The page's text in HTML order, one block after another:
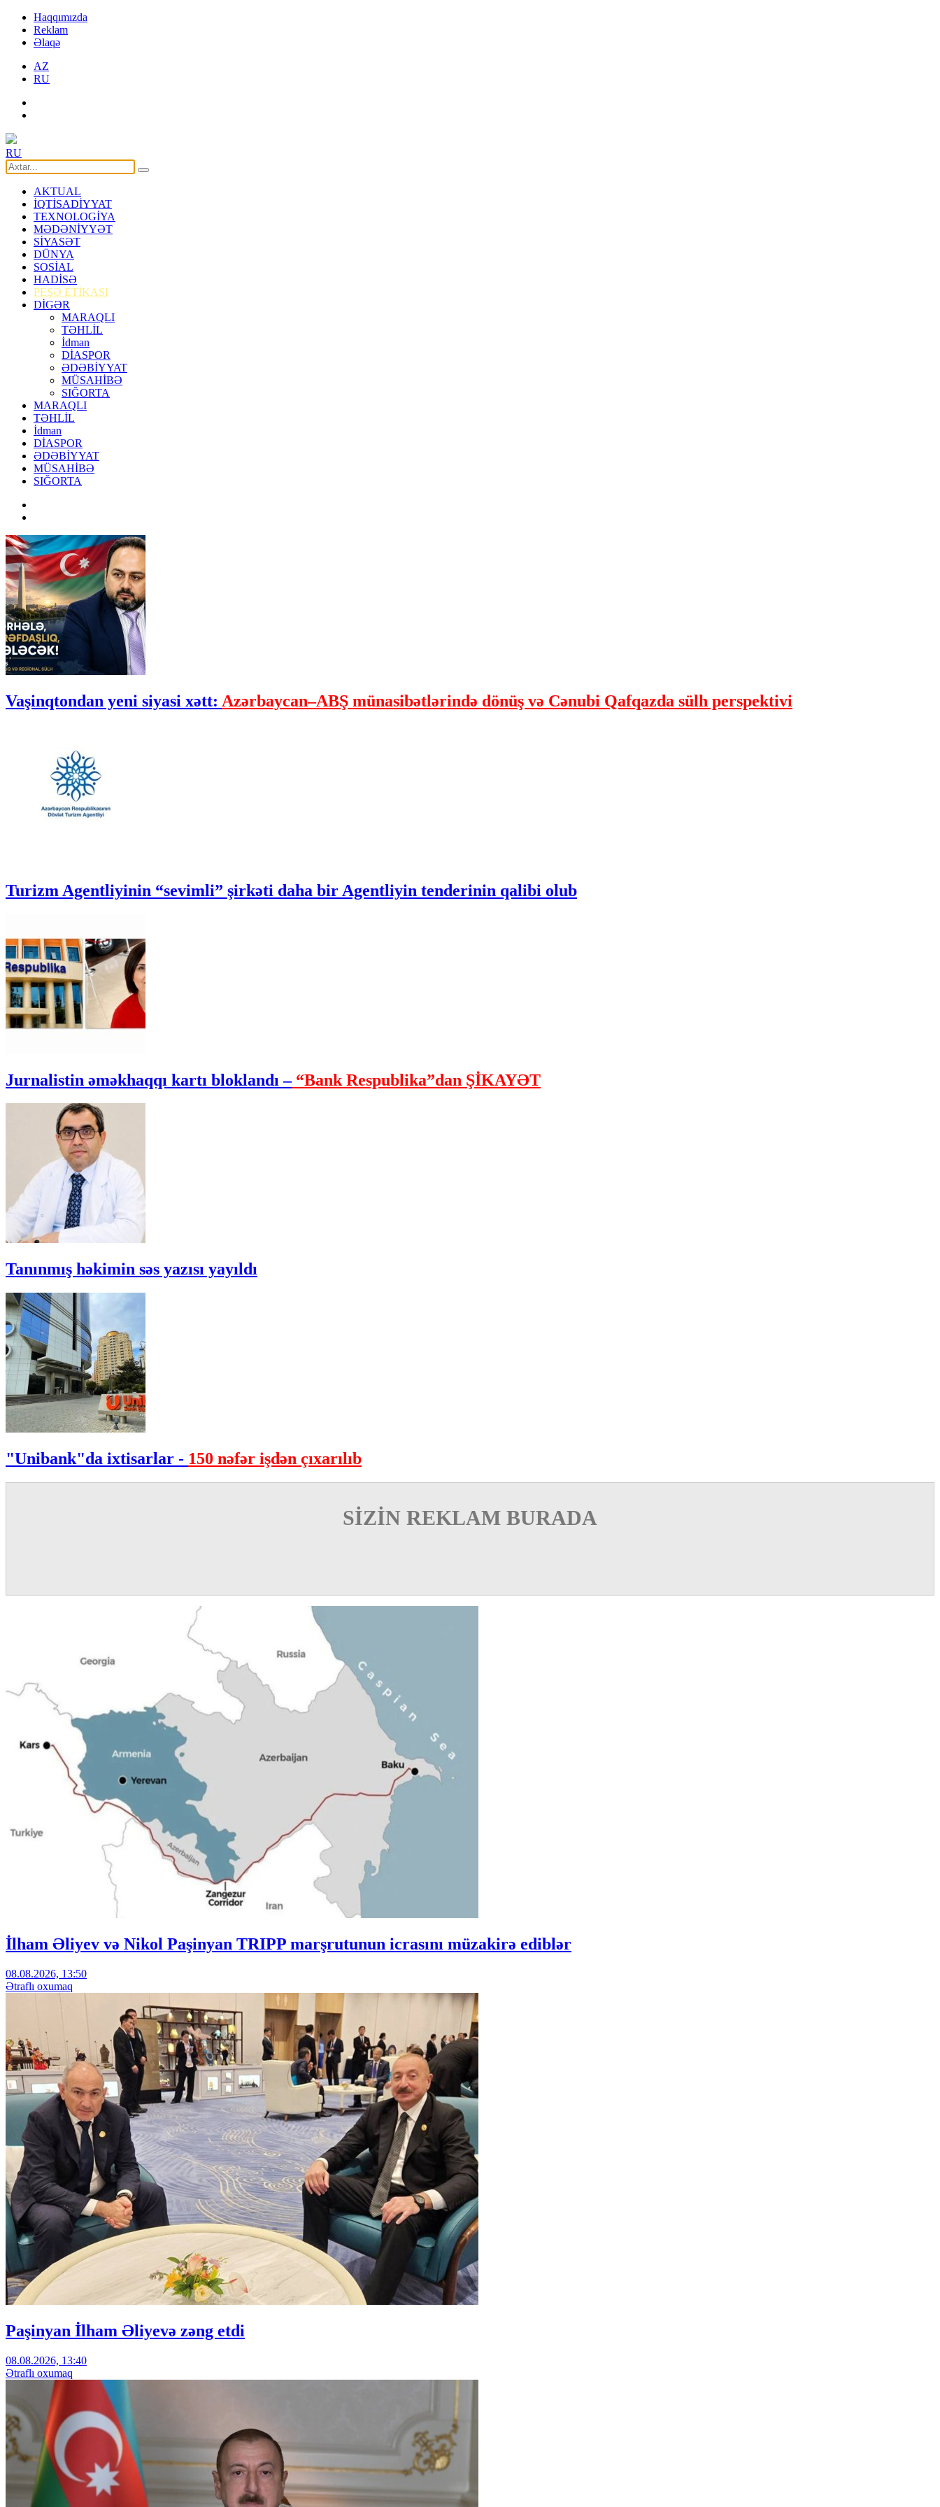
Haqqımızda
Reklam
Əlaqə
AZ
RU
RU
AKTUAL
İQTİSADİYYAT
TEXNOLOGİYA
MƏDƏNİYYƏT
SİYASƏT
DÜNYA
SOSİAL
HADİSƏ
PEŞƏ ETİKASI
DİGƏR
MARAQLI
TƏHLİL
İdman
DİASPOR
ƏDƏBİYYAT
MÜSAHİBƏ
SIĞORTA
MARAQLI
TƏHLİL
İdman
DİASPOR
ƏDƏBİYYAT
MÜSAHİBƏ
SIĞORTA
Vaşinqtondan yeni siyasi xətt: Azərbaycan–ABŞ münasibətlərində dönüş və Cənubi Qafqazda sülh perspektivi
Turizm Agentliyinin “sevimli” şirkəti daha bir Agentliyin tenderinin qalibi olub
Jurnalistin əməkhaqqı kartı bloklandı –“Bank Respublika”dan ŞİKAYƏT
Tanınmış həkimin səs yazısı yayıldı
"Unibank"da ixtisarlar - 150 nəfər işdən çıxarılıb
SİZİN REKLAM BURADA
İlham Əliyev və Nikol Paşinyan TRIPP marşrutunun icrasını müzakirə ediblər
08.08.2026, 13:50
Ətraflı oxumaq
Paşinyan İlham Əliyevə zəng etdi
08.08.2026, 13:40
Ətraflı oxumaq